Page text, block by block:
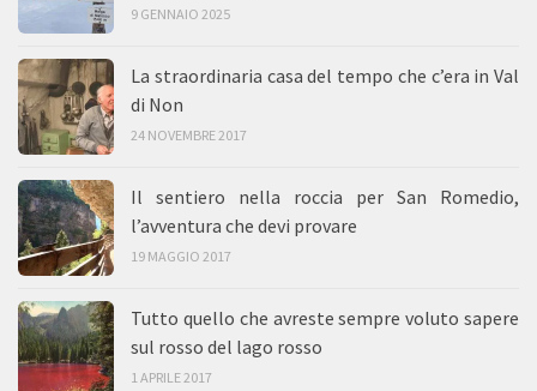
9 GENNAIO 2025
La straordinaria casa del tempo che c’era in Val
di Non
24 NOVEMBRE 2017
Il sentiero nella roccia per San Romedio,
l’avventura che devi provare
19 MAGGIO 2017
Tutto quello che avreste sempre voluto sapere
sul rosso del lago rosso
1 APRILE 2017